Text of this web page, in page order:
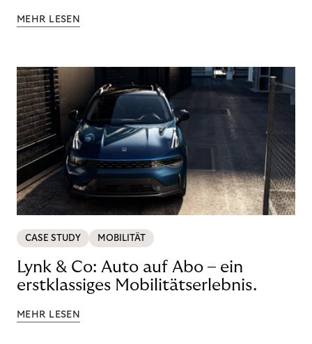
MEHR LESEN
CASE STUDY MOBILITÄT
Lynk & Co: Auto auf Abo – ein
erstklassiges Mobilitätserlebnis.
MEHR LESEN